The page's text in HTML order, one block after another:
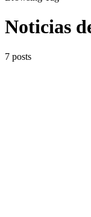
Noticias
7 posts